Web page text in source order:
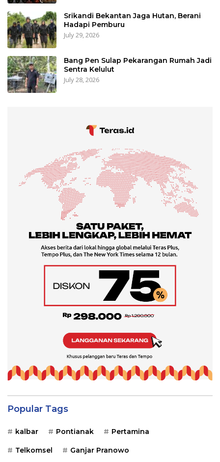
Srikandi Bekantan Jaga Hutan, Berani
Hadapi Pemburu
July 29, 2026
Bang Pen Sulap Pekarangan Rumah Jadi
Sentra Kelulut
July 28, 2026
Popular Tags
kalbar Pontianak Pertamina
Telkomsel Ganjar Pranowo